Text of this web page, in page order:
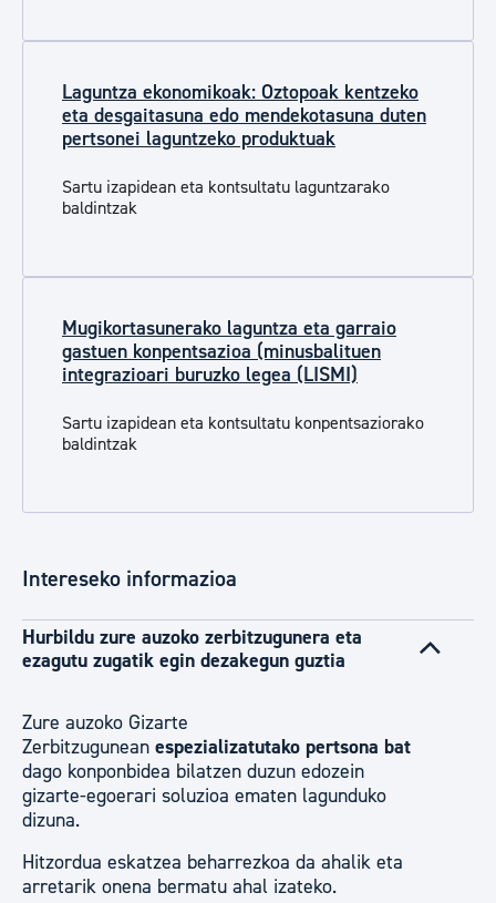
Laguntza ekonomikoak: Oztopoak kentzeko
eta desgaitasuna edo mendekotasuna duten
pertsonei laguntzeko produktuak
Sartu izapidean eta kontsultatu laguntzarako
baldintzak
Mugikortasunerako laguntza eta garraio
gastuen konpentsazioa (minusbalituen
integrazioari buruzko legea (LISMI)
Sartu izapidean eta kontsultatu konpentsaziorako
baldintzak
Intereseko informazioa
Hurbildu zure auzoko zerbitzugunera eta
ezagutu zugatik egin dezakegun guztia
Zure auzoko Gizarte
Zerbitzugunean espezializatutako pertsona bat
dago konponbidea bilatzen duzun edozein
gizarte-egoerari soluzioa ematen lagunduko
dizuna.
Hitzordua eskatzea beharrezkoa da ahalik eta
arretarik onena bermatu ahal izateko.